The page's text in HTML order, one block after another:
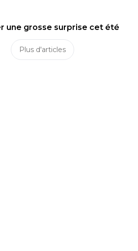
une grosse surprise cet été
Plus d'articles